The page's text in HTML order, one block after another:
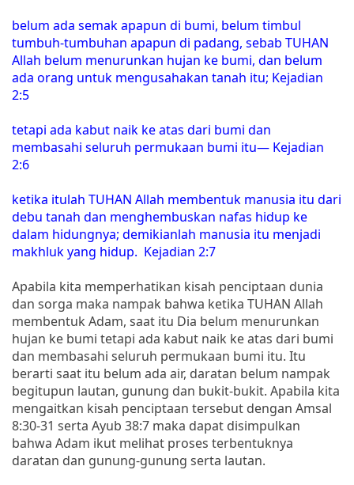
belum ada semak apapun di bumi, belum timbul
tumbuh-tumbuhan apapun di padang, sebab TUHAN
Allah belum menurunkan hujan ke bumi, dan belum
ada orang untuk mengusahakan tanah itu; Kejadian
2:5
tetapi ada kabut naik ke atas dari bumi dan
membasahi seluruh permukaan bumi itu— Kejadian
2:6
ketika itulah TUHAN Allah membentuk manusia itu dari
debu tanah dan menghembuskan nafas hidup ke
dalam hidungnya; demikianlah manusia itu menjadi
makhluk yang hidup. Kejadian 2:7
Apabila kita memperhatikan kisah penciptaan dunia
dan sorga maka nampak bahwa ketika TUHAN Allah
membentuk Adam, saat itu Dia belum menurunkan
hujan ke bumi tetapi ada kabut naik ke atas dari bumi
dan membasahi seluruh permukaan bumi itu. Itu
berarti saat itu belum ada air, daratan belum nampak
begitupun lautan, gunung dan bukit-bukit. Apabila kita
mengaitkan kisah penciptaan tersebut dengan Amsal
8:30-31 serta Ayub 38:7 maka dapat disimpulkan
bahwa Adam ikut melihat proses terbentuknya
daratan dan gunung-gunung serta lautan.